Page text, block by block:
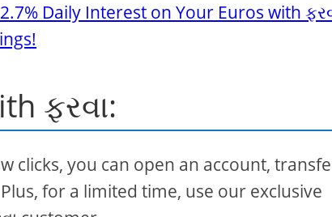
Daily Interest on Your Euros with
ફરવા:
clicks, you can open an account,
for a limited time, use our exclusive